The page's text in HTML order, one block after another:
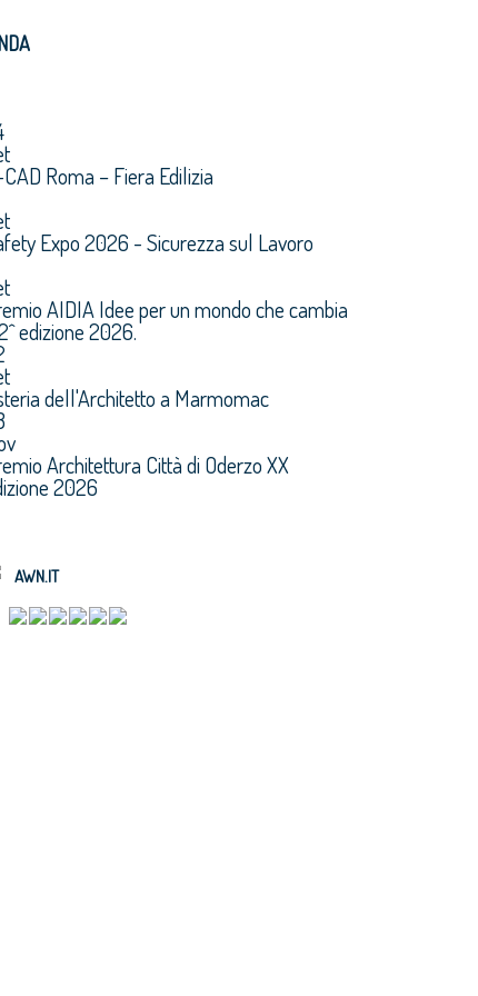
Roma – Fiera Edilizia
Expo 2026 - Sicurezza sul Lavoro
AIDIA Idee per un mondo che cambia
edizione 2026.
dell'Architetto a Marmomac
Architettura Città di Oderzo XX
2026
AWN.IT